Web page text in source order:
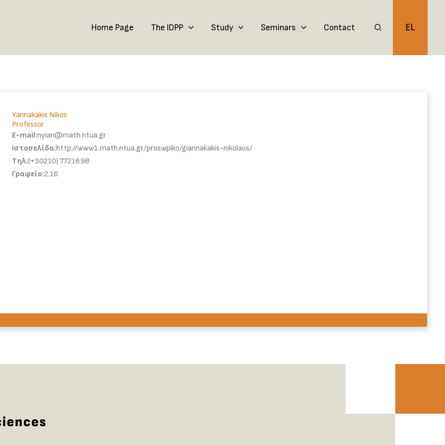
Home Page The IDPP Study Seminars Contact EL
Yannakakis Nikos
Professor
E-mail:nyian@math.ntua.gr
Ιστοσελίδα:http://www1.math.ntua.gr/proswpiko/giannakakis-nikolaos/
Τηλ:(+30210) 7721698
Γραφείο:2.16